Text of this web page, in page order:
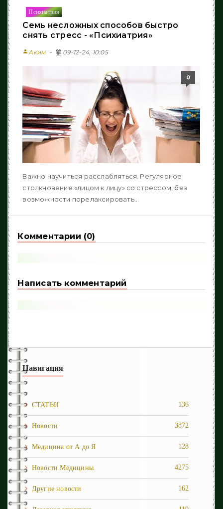
Психиатрия
Семь несложных способов быстро
снять стресс - «Психиатрия»
person Аким 09-12-24, 10:05
0
Важно научиться расслабляться. Регулярное
столкновение «лицом к лицу» со стрессом, без
возможности порелаксировать...
Комментарии (0)
Написать комментарий
Навигация
СТАТЬИ 136
Новости 3872
Медицина от А до Я 128
Новости Медицины 4275
Другие новости 162